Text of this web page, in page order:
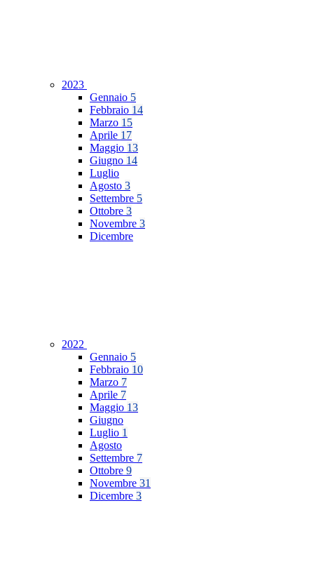
2023
Gennaio 5
Febbraio 14
Marzo 15
Aprile 17
Maggio 13
Giugno 14
Luglio
Agosto 3
Settembre 5
Ottobre 3
Novembre 3
Dicembre
2022
Gennaio 5
Febbraio 10
Marzo 7
Aprile 7
Maggio 13
Giugno
Luglio 1
Agosto
Settembre 7
Ottobre 9
Novembre 31
Dicembre 3